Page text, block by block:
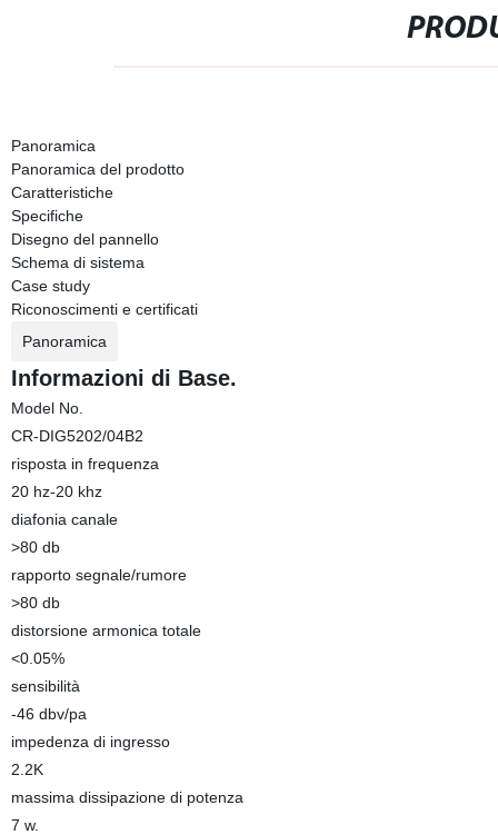
Panoramica
Panoramica del prodotto
Caratteristiche
Specifiche
Disegno del pannello
Schema di sistema
Case study
Riconoscimenti e certificati
Panoramica
Informazioni di Base.
Model No.
CR-DIG5202/04B2
risposta in frequenza
20 hz-20 khz
diafonia canale
>80 db
rapporto segnale/rumore
>80 db
distorsione armonica totale
<0.05%
sensibilità
-46 dbv/pa
impedenza di ingresso
2.2K
massima dissipazione di potenza
7 w.